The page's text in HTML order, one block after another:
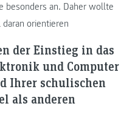
besonders an. Daher wollte
orientieren
der Einstieg in das
und Computer
Ihrer schulischen
als anderen